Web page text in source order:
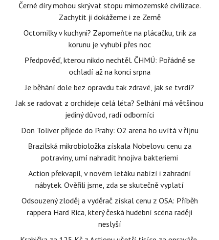
Černé díry mohou skrývat stopu mimozemské civilizace.
Zachytit ji dokážeme i ze Země
Octomilky v kuchyni? Zapomeňte na plácačku, trik za
korunu je vyhubí přes noc
Předpověď, kterou nikdo nechtěl. ČHMÚ: Pořádně se
ochladí až na konci srpna
Je běhání dole bez opravdu tak zdravé, jak se tvrdí?
Jak se radovat z orchideje celá léta? Selhání má většinou
jediný důvod, radí odborníci
Don Toliver přijede do Prahy: O2 arena ho uvítá v říjnu
Brazilská mikrobioložka získala Nobelovu cenu za
potraviny, umí nahradit hnojiva bakteriemi
Action překvapil, v novém letáku nabízí i zahradní
nábytek. Ověřili jsme, zda se skutečně vyplatí
Odsouzený zloděj a vyděrač získal cenu z OSA: Příběh
rappera Hard Rica, který česká hudební scéna raději
neslyší